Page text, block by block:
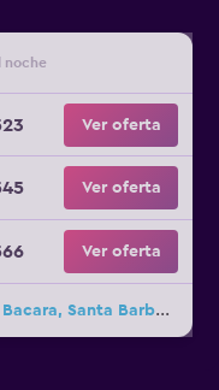
noche
Ver oferta
Ver oferta
Ver oferta
64 ofertas más de The Ritz-Carlton Bacara, Santa Barbara